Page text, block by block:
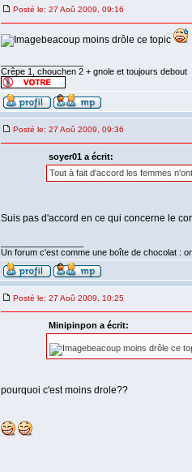
Posté le: 27 Aoû 2009, 09:16
beacoup moins drôle ce topic
Crêpe 1, chouchen 2 + gnole et toujours debout
Posté le: 27 Aoû 2009, 09:36
soyer01 a écrit:
Tout à fait d'accord les femmes
Suis pas d'accord en ce qui concerne le
Un forum c'est comme une boîte de chocolat :
Posté le: 27 Aoû 2009, 10:25
Minipinpon a écrit:
beacoup moins drôle ce
pourquoi c'est moins drole??